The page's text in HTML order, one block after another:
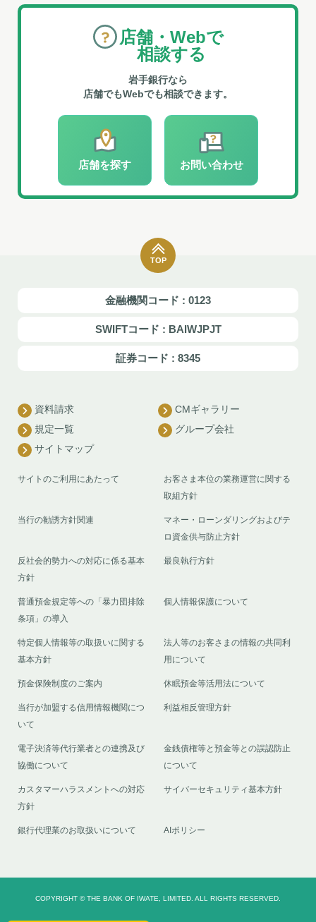
店舗・Webで
相談する
岩手銀行なら
店舗でもWebでも相談できます。
店舗を探す お問い合わせ
TOP
金融機関コード : 0123
SWIFTコード : BAIWJPJT
証券コード : 8345
資料請求
CMギャラリー
規定一覧
グループ会社
サイトマップ
サイトのご利用にあたって
お客さま本位の業務運営に関する
取組方針
当行の勧誘方針関連
マネー・ローンダリングおよびテ
ロ資金供与防止方針
反社会的勢力への対応に係る基本
方針
最良執行方針
普通預金規定等への「暴力団排除
条項」の導入
個人情報保護について
特定個人情報等の取扱いに関する
基本方針
法人等のお客さまの情報の共同利
用について
預金保険制度のご案内 休眠預金等活用法について
当行が加盟する信用情報機関につ
いて
利益相反管理方針
電子決済等代行業者との連携及び
協働について
金銭債権等と預金等との誤認防止
について
カスタマーハラスメントへの対応
方針
サイバーセキュリティ基本方針
銀行代理業のお取扱いについて AIポリシー
COPYRIGHT © THE BANK OF IWATE, LIMITED. ALL RIGHTS RESERVED.